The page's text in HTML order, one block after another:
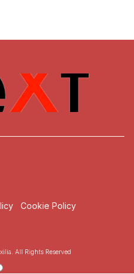
Cookie Policy
All Rights Reserved